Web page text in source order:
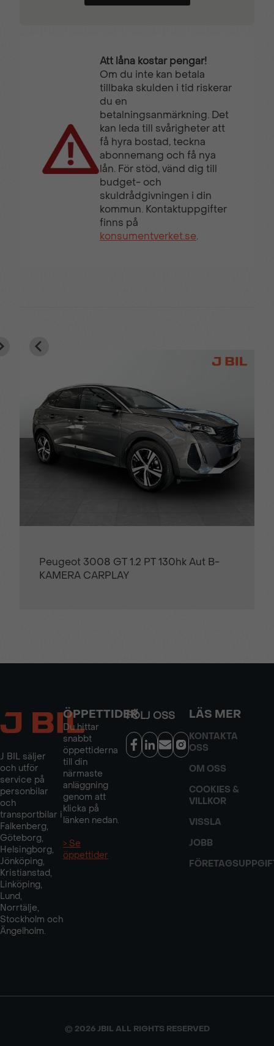
Att låna kostar pengar!
Om du inte kan betala
tillbaka skulden i tid riskerar
du en
betalningsanmärkning. Det
kan leda till svårigheter att
få hyra bostad, teckna
abonnemang och få nya
lån. För stöd, vänd dig till
budget- och
skuldrådgivningen i din
kommun. Kontaktuppgifter
finns på
konsumentverket.se.
Peugeot 3008 GT 1.2 PT 130hk Aut B-
KAMERA CARPLAY
J BIL säljer
och utför
service på
personbilar
och
transportbilar i
Falkenberg,
Göteborg,
Helsingborg,
Jönköping,
Kristianstad,
Linköping,
Lund,
Norrtälje,
Stockholm och
Ängelholm.
ÖPPETTIDER
Du hittar
snabbt
öppettiderna
till din
närmaste
anläggning
genom att
klicka på
länken nedan.
> Se
öppettider
FÖLJ OSS LÄS MER
KONTAKTA
OSS
OM OSS
COOKIES &
VILLKOR
VISSLA
JOBB
© 2026 JBIL ALL RIGHTS RESERVED